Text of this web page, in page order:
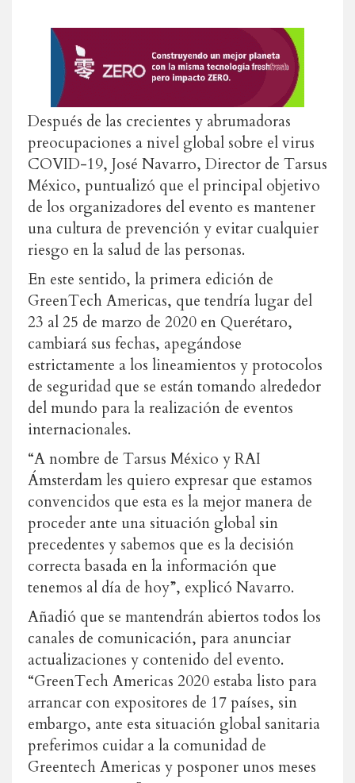
Después de las crecientes y abrumadoras
preocupaciones a nivel global sobre el virus
COVID-19, José Navarro, Director de Tarsus
México, puntualizó que el principal objetivo
de los organizadores del evento es mantener
una cultura de prevención y evitar cualquier
riesgo en la salud de las personas.
En este sentido, la primera edición de
GreenTech Americas, que tendría lugar del
23 al 25 de marzo de 2020 en Querétaro,
cambiará sus fechas, apegándose
estrictamente a los lineamientos y protocolos
de seguridad que se están tomando alrededor
del mundo para la realización de eventos
internacionales.
“A nombre de Tarsus México y RAI
Ámsterdam les quiero expresar que estamos
convencidos que esta es la mejor manera de
proceder ante una situación global sin
precedentes y sabemos que es la decisión
correcta basada en la información que
tenemos al día de hoy”, explicó Navarro.
Añadió que se mantendrán abiertos todos los
canales de comunicación, para anunciar
actualizaciones y contenido del evento.
“GreenTech Americas 2020 estaba listo para
arrancar con expositores de 17 países, sin
embargo, ante esta situación global sanitaria
preferimos cuidar a la comunidad de
Greentech Americas y posponer unos meses